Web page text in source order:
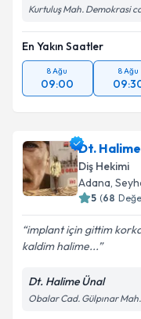
Kurtuluş Mah. Demokrasi
En Yakın Saatler
8 Ağu
09:00
8 Ağu
Dt.
Diş Hekimi
Adana,
5 (68
implant için gittim
kaldim halime...
Dt. Halime Ünal
Obalar Cad. Gülpınar